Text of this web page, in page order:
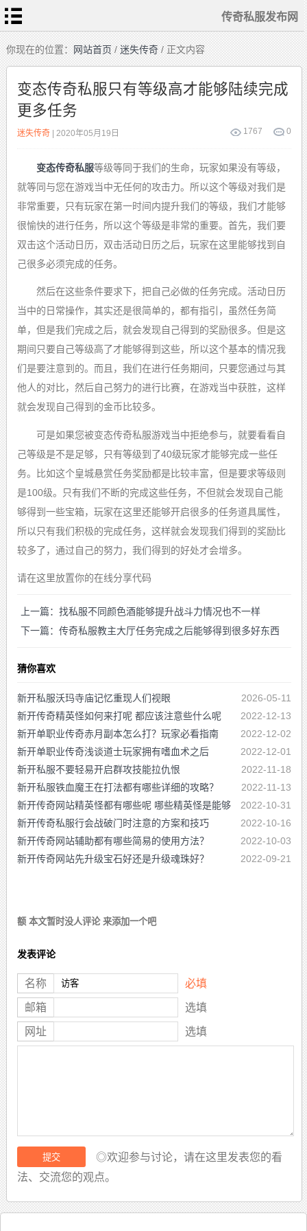
传奇私服发布网
首
页
传
奇
私
服
变
态
传
奇
1.76
复
古
迷
失
传
奇
单
职
业
传
奇
你现在的位置：网站首页/迷失传奇/ 正文内容
变态传奇私服只有等级高才能够陆续完成
更多任务
1767 0
迷失传奇| 2020年05月19日
变态传奇私服等级等同于我们的生命，玩家如果没有等级，
就等同与您在游戏当中无任何的攻击力。所以这个等级对我们是
非常重要，只有玩家在第一时间内提升我们的等级，我们才能够
很愉快的进行任务，所以这个等级是非常的重要。首先，我们要
双击这个活动日历，双击活动日历之后，玩家在这里能够找到自
己很多必须完成的任务。
然后在这些条件要求下，把自己必做的任务完成。活动日历
当中的日常操作，其实还是很简单的，都有指引，虽然任务简
单，但是我们完成之后，就会发现自己得到的奖励很多。但是这
期间只要自己等级高了才能够得到这些，所以这个基本的情况我
们是要注意到的。而且，我们在进行任务期间，只要您通过与其
他人的对比，然后自己努力的进行比赛，在游戏当中获胜，这样
就会发现自己得到的金币比较多。
可是如果您被变态传奇私服游戏当中拒绝参与，就要看看自
己等级是不是足够，只有等级到了40级玩家才能够完成一些任
务。比如这个皇城悬赏任务奖励都是比较丰富，但是要求等级则
是100级。只有我们不断的完成这些任务，不但就会发现自己能
够得到一些宝箱，玩家在这里还能够开启很多的任务道具属性，
所以只有我们积极的完成任务，这样就会发现我们得到的奖励比
较多了，通过自己的努力，我们得到的好处才会增多。
请在这里放置你的在线分享代码
上一篇：找私服不同颜色酒能够提升战斗力情况也不一样
下一篇：传奇私服教主大厅任务完成之后能够得到很多好东西
猜你喜欢
2026-05-11
新开私服沃玛寺庙记忆重现人们视眼
2022-12-13
新开传奇精英怪如何来打呢 都应该注意些什么呢
2022-12-02
新开单职业传奇赤月副本怎么打？玩家必看指南
2022-12-01
新开单职业传奇浅谈道士玩家拥有嗜血术之后
2022-11-18
新开私服不要轻易开启群攻技能拉仇恨
2022-11-13
新开私服铁血魔王在打法都有哪些详细的攻略？
2022-10-31
新开传奇网站精英怪都有哪些呢 哪些精英怪是能够
出高级装备的呢
2022-10-16
新开传奇私服行会战破门时注意的方案和技巧
2022-10-03
新开传奇网站辅助都有哪些简易的使用方法？
2022-09-21
新开传奇网站先升级宝石好还是升级魂珠好？
额 本文暂时没人评论 来添加一个吧
发表评论
名称 必填
邮箱 选填
网址 选填
◎欢迎参与讨论，请在这里发表您的看
法、交流您的观点。